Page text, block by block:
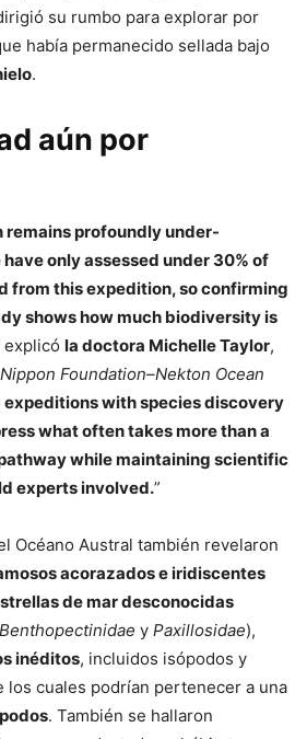
su rumbo para explorar por
había permanecido sellada bajo
.
aún por
remains profoundly under-
only assessed under 30% of
from this expedition, so confirming
shows how much biodiversity is
explicó la doctora Michelle Taylor,
Foundation–Nekton Ocean
expeditions with species discovery
what often takes more than a
while maintaining scientific
experts involved.”
Océano Austral también revelaron
acorazados e iridiscentes
de mar desconocidas
Benthopectinidae y Paxillosidae),
inéditos, incluidos isópodos y
los cuales podrían pertenecer a una
. También se hallaron